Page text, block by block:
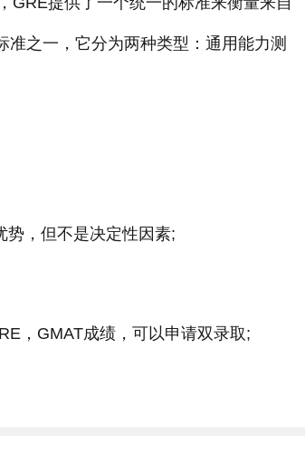
之一，它分为两种类型：通用能力测
势，但不是决定性因素;
，GMAT成绩，可以申请双录取;